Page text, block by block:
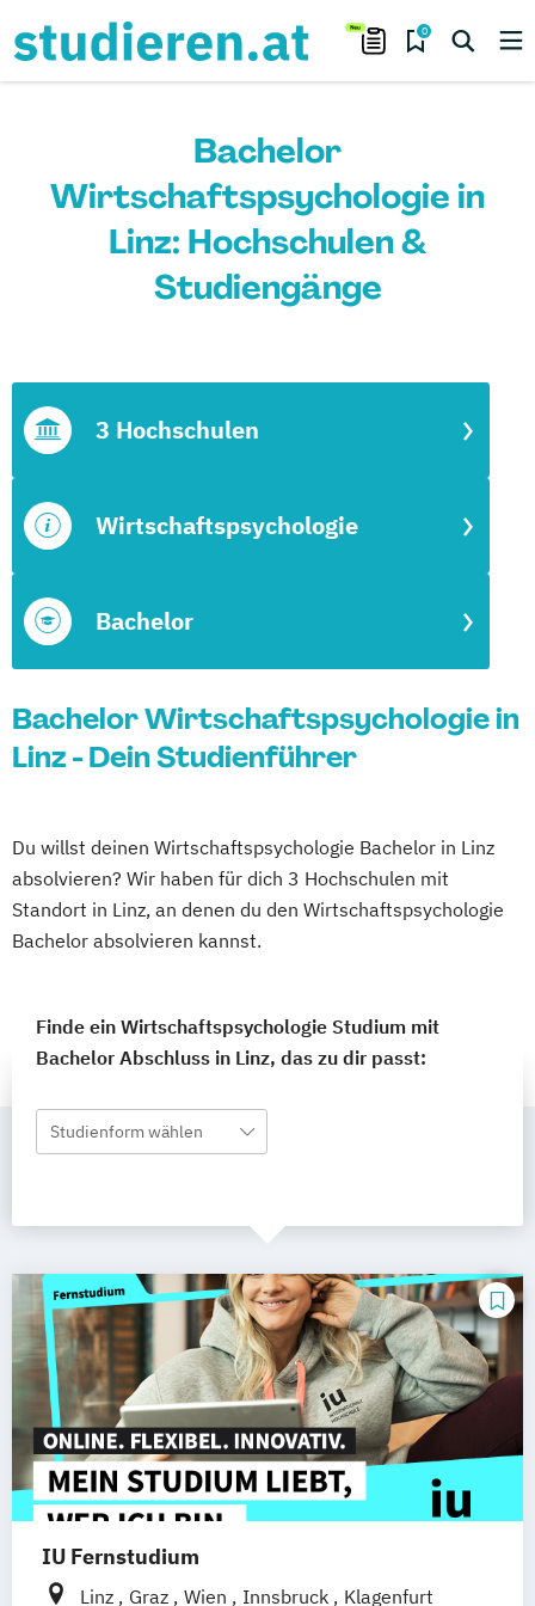
0
Bachelor
Wirtschaftspsychologie in
Linz: Hochschulen &
Studiengänge
Bachelor
Wirtschaftspsychologie
3 Hochschulen
Bachelor Wirtschaftspsychologie in
Linz - Dein Studienführer
Du willst deinen Wirtschaftspsychologie Bachelor in Linz
absolvieren? Wir haben für dich 3 Hochschulen mit
Standort in Linz, an denen du den Wirtschaftspsychologie
Bachelor absolvieren kannst.
Finde ein Wirtschaftspsychologie Studium mit
Bachelor Abschluss in Linz, das zu dir passt:
Studienform wählen
IU Fernstudium
Linz Graz Wien Innsbruck
Klagenfurt